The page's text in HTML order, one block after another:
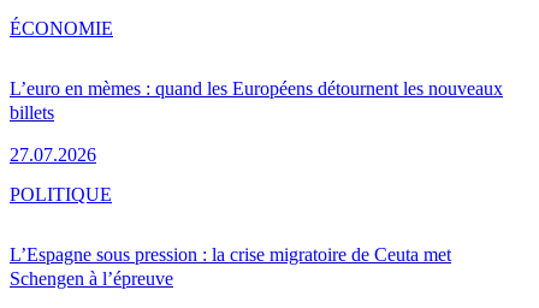
L’euro en mèmes : quand les Européens détournent les nouveaux
billets
27.07.2026
ÉCONOMIE
L’Espagne sous pression : la crise migratoire de Ceuta met
Schengen à l’épreuve
POLITIQUE